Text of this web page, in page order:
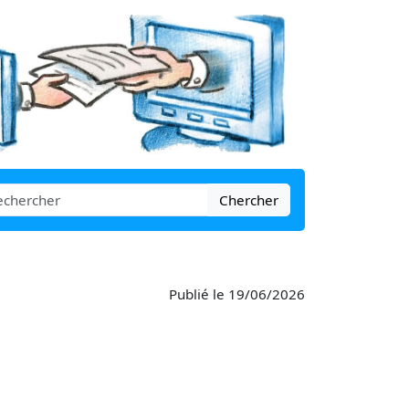
Chercher
Publié le 19/06/2026